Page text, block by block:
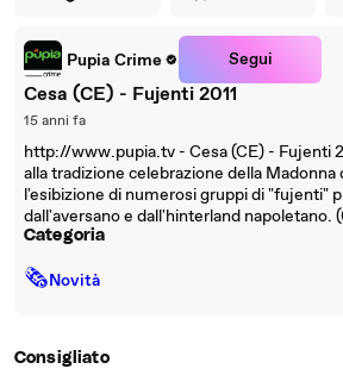
Pupia Crime Segui
Cesa (CE) - Fujenti 2011
15 anni fa
http://www.pupia.tv - Cesa (CE) - Fujenti
alla tradizione celebrazione della Madonna
l'esibizione di numerosi gruppi di "fujenti"
dall'aversano e dall'hinterland napoletano.
Categoria
🗞Novità
Consigliato